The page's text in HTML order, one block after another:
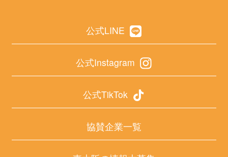
公式LINE
公式Instagram
公式TikTok
協賛企業一覧